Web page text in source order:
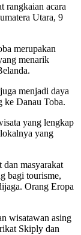
rangkaian acara
Utara, 9
merupakan
menarik
menjadi daya
ke Danau Toba.
yang lengkap
yang
dan masyarakat
bagi tourisme,
Orang Eropa
wisatawan asing
Skiply dan